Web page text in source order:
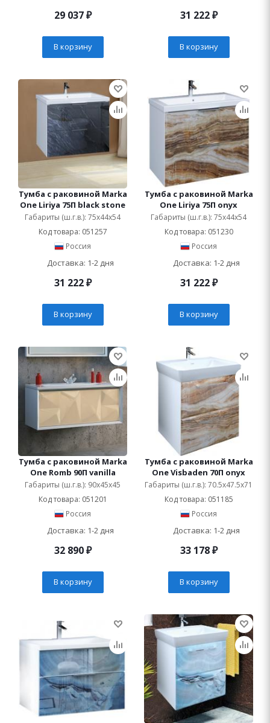
29 037₽
В корзину
31 222₽
В корзину
Тумба с раковиной Marka
One Liriya 75П black stone
Габариты (ш.г.в.): 75x44x54
Код товара: 051257
Россия
Доставка: 1-2 дня
31 222₽
В корзину
Тумба с раковиной Marka
One Liriya 75П onyx
Габариты (ш.г.в.): 75x44x54
Код товара: 051230
Россия
Доставка: 1-2 дня
31 222₽
В корзину
Тумба с раковиной Marka
One Romb 90П vanilla
Габариты (ш.г.в.): 90x45x45
Код товара: 051201
Россия
Доставка: 1-2 дня
32 890₽
В корзину
Тумба с раковиной Marka
One Visbaden 70П onyx
Габариты (ш.г.в.): 70.5x47.5x71
Код товара: 051185
Россия
Доставка: 1-2 дня
33 178₽
В корзину